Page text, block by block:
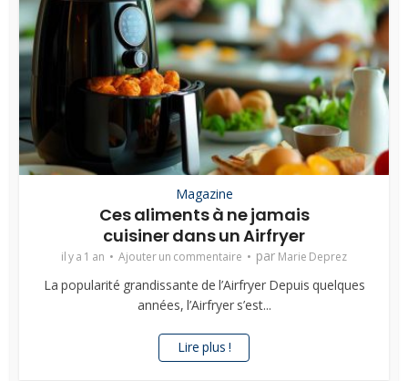
Magazine
Ces aliments à ne jamais
cuisiner dans un Airfryer
il y a 1 an Ajouter un commentaire par Marie Deprez
La popularité grandissante de l’Airfryer Depuis quelques
années, l’Airfryer s’est...
Lire plus !